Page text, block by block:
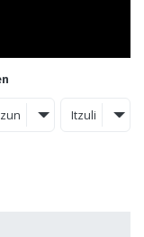
Itzuli